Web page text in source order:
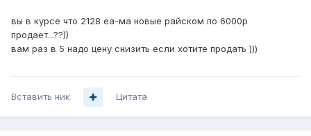
вы в курсе что 2128 еа-ма новые райском по 6000р
продает...??))
вам раз в 5 надо цену снизить если хотите продать )))
Вставить ник Цитата